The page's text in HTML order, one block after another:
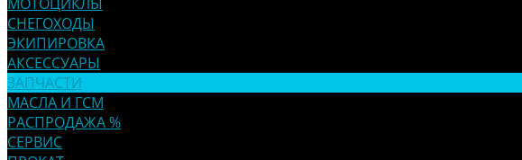
СНЕГОХОДЫ
ЭКИПИРОВКА
АКСЕССУАРЫ
ЗАПЧАСТИ
МАСЛА И ГСМ
РАСПРОДАЖА %
СЕРВИС